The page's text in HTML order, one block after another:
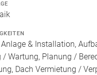
Anlage & Installation,
/ Wartung, Planung /
Dach Vermietung /